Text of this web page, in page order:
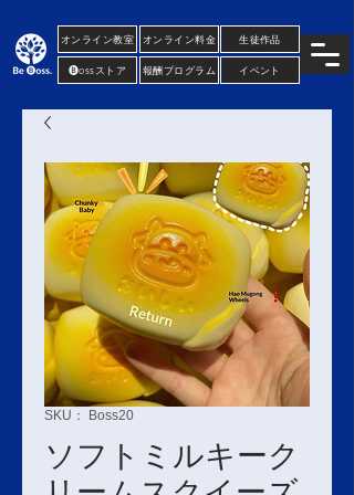
オンライン教室 生徒作品
オンライン料金
🅑ossストア 報酬プログラム イベント
SKU： Boss20
ソフトミルキーク